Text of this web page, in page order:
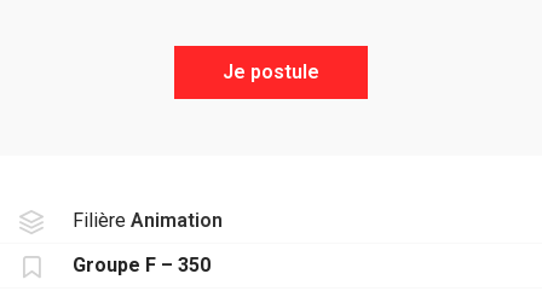
Je postule
Filière Animation
Groupe F – 350